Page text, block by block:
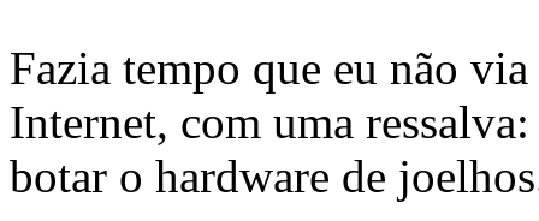
Fazia tempo que eu não
Internet, com uma
botar o hardware de